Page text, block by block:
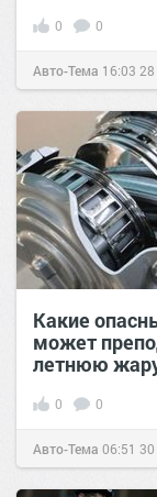
0 0
Авто-Тема 16:03
Какие
может
летнюю
0 0
Авто-Тема 06:51